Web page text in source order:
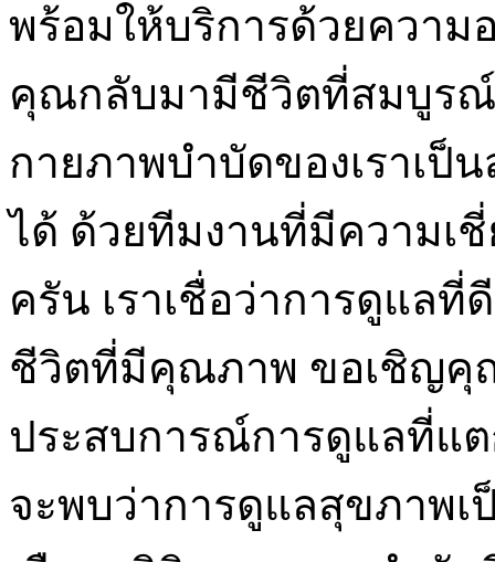
พร้อมให้บริการด้วยความ
คุณกลับมามีชีวิตที่สมบูร
กายภาพบำบัดของเราเป็
ได้ ด้วยทีมงานที่มีความเ
ครัน เราเชื่อว่าการดูแล
ชีวิตที่มีคุณภาพ ขอเชิญคุ
ประสบการณ์การดูแลที่แ
จะพบว่าการดูแลสุขภาพเ